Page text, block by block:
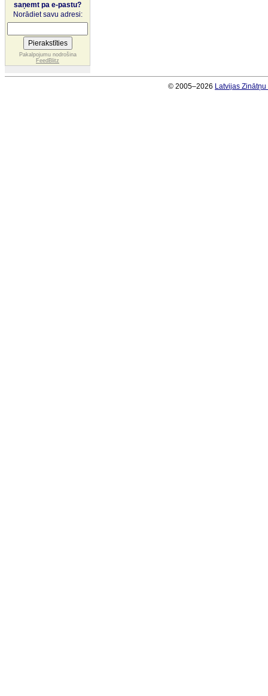
saņemt pa e-pastu?
Norādiet savu adresi:
Pakalpojumu nodrošina
FeedBlitz
© 2005–2026 Latvijas